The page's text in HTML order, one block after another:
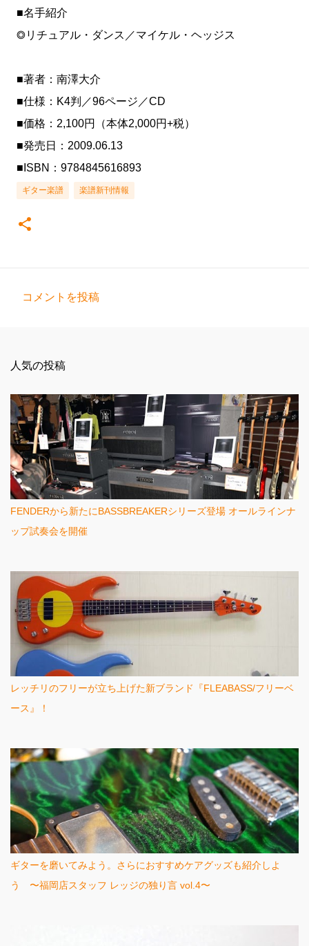
■名手紹介
◎リチュアル・ダンス／マイケル・ヘッジス
■著者：南澤大介
■仕様：K4判／96ページ／CD
■価格：2,100円（本体2,000円+税）
■発売日：2009.06.13
■ISBN：9784845616893
ギター楽譜 楽譜新刊情報
ト
コメントを投稿
人気の投稿
FENDERから新たにBASSBREAKERシリーズ登場 オールラインナ
ップ試奏会を開催
レッチリのフリーが立ち上げた新ブランド『FLEABASS/フリーベ
ース』！
ギターを磨いてみよう。さらにおすすめケアグッズも紹介しよ
う 〜福岡店スタッフ レッジの独り言 vol.4〜